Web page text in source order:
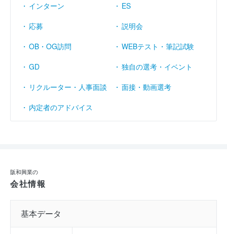
インターン
ES
応募
説明会
OB・OG訪問
WEBテスト・筆記試験
GD
独自の選考・イベント
リクルーター・人事面談
面接・動画選考
内定者のアドバイス
阪和興業の
会社情報
基本データ